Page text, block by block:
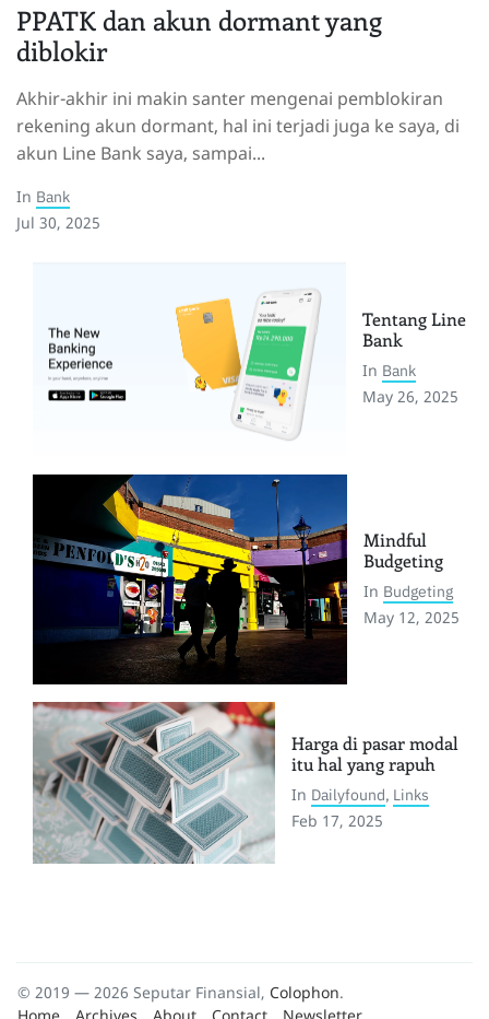
PPATK dan akun dormant yang
diblokir
Akhir-akhir ini makin santer mengenai pemblokiran
rekening akun dormant, hal ini terjadi juga ke saya, di
akun Line Bank saya, sampai...
In Bank
Jul 30, 2025
Tentang Line
Bank
In Bank
May 26, 2025
Mindful
Budgeting
In Budgeting
May 12, 2025
Harga di pasar modal
itu hal yang rapuh
In Dailyfound, Links
Feb 17, 2025
© 2019 — 2026 Seputar Finansial, Colophon.